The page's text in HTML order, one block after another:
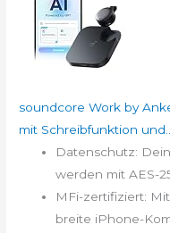
soundcore Work by
mit Schreibfunktion und...
Datenschutz:
werden mit AES-
MFi-zertifiziert:
breite iPhone-